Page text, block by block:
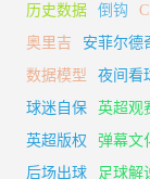
历史数据
倒钩
奥里吉
安菲尔德
数据模型
夜间看
球迷自保
英超观
英超版权
弹幕文
后场出球
足球解